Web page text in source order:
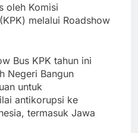
oleh Komisi
melalui Roadshow
Bus KPK tahun ini
Negeri Bangun
untuk
antikorupsi ke
termasuk Jawa